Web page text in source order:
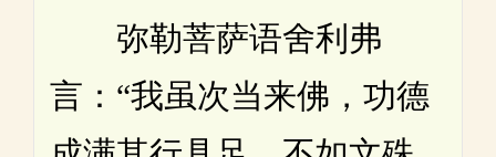
弥勒菩萨语舍利弗
言：“我虽次当来佛，功德